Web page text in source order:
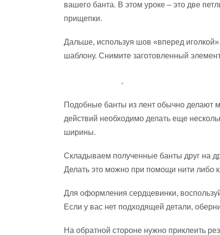
вашего банта. В этом уроке – это две
прищепки.
Дальше, используя шов «вперед
шаблону. Снимите заготовленный элемент
Подобные банты из лент обычно
действий необходимо делать еще
ширины.
Складываем полученные банты друг на
Делать это можно при помощи нити либо
Для оформления сердцевинки,
Если у вас нет подходящей детали,
На обратной стороне нужно приклеить